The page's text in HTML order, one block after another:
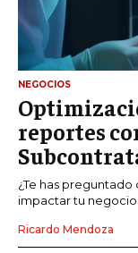
NEGOCIOS
reportes
¿Te has
impactar tu negocio
Ricardo Mendoza